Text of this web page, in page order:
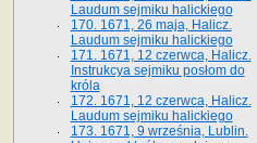
Laudum sejmiku halickiego
170. 1671, 26 maja, Halicz.
Laudum sejmiku halickiego
171. 1671, 12 czerwca, Halicz.
Instrukcya sejmiku posłom do
króla
172. 1671, 12 czerwca, Halicz.
Laudum sejmiku halickiego
173. 1671, 9 września, Lublin.